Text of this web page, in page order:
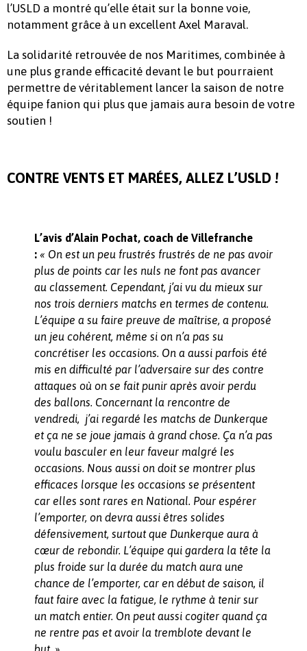
l’USLD a montré qu’elle était sur la bonne voie,
notamment grâce à un excellent Axel Maraval.
La solidarité retrouvée de nos Maritimes, combinée à
une plus grande efficacité devant le but pourraient
permettre de véritablement lancer la saison de notre
équipe fanion qui plus que jamais aura besoin de votre
soutien !
CONTRE VENTS ET MARÉES, ALLEZ L’USLD !
L’avis d’Alain Pochat, coach de Villefranche
: « On est un peu frustrés frustrés de ne pas avoir
plus de points car les nuls ne font pas avancer
au classement. Cependant, j’ai vu du mieux sur
nos trois derniers matchs en termes de contenu.
L’équipe a su faire preuve de maîtrise, a proposé
un jeu cohérent, même si on n’a pas su
concrétiser les occasions. On a aussi parfois été
mis en difficulté par l’adversaire sur des contre
attaques où on se fait punir après avoir perdu
des ballons. Concernant la rencontre de
vendredi, j’ai regardé les matchs de Dunkerque
et ça ne se joue jamais à grand chose. Ça n’a pas
voulu basculer en leur faveur malgré les
occasions. Nous aussi on doit se montrer plus
efficaces lorsque les occasions se présentent
car elles sont rares en National. Pour espérer
l’emporter, on devra aussi êtres solides
défensivement, surtout que Dunkerque aura à
cœur de rebondir. L’équipe qui gardera la tête la
plus froide sur la durée du match aura une
chance de l’emporter, car en début de saison, il
faut faire avec la fatigue, le rythme à tenir sur
un match entier. On peut aussi cogiter quand ça
ne rentre pas et avoir la tremblote devant le